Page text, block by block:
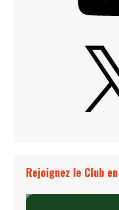
Rejoignez le Club